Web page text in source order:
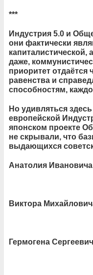
***
Индустрия 5.0 и
они фактически
капиталистической,
даже,
приоритет отдаётся
равенства и
способностям,
Но удивляться
европейской
японском проекте
не скрывали, что
выдающихся
Анатолия
Виктора
Гермогена